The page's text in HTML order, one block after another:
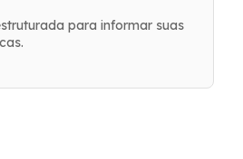
para informar suas